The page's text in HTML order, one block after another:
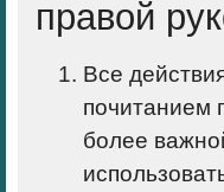
правой
Все
почитанием
более